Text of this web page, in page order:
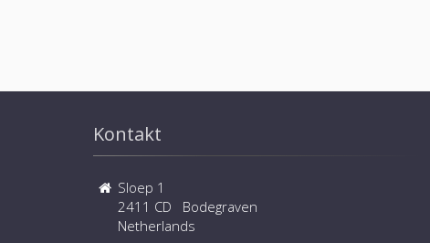
Kontakt
Sloep 1
2411 CD Bodegraven
Netherlands